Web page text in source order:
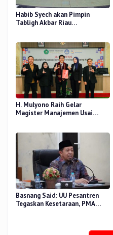
Habib Syech akan Pimpin
Tabligh Akbar Riau
H. Mulyono Raih Gelar
Magister Manajemen Usai
Basnang Said: UU Pesantren
Tegaskan Kesetaraan, PMA